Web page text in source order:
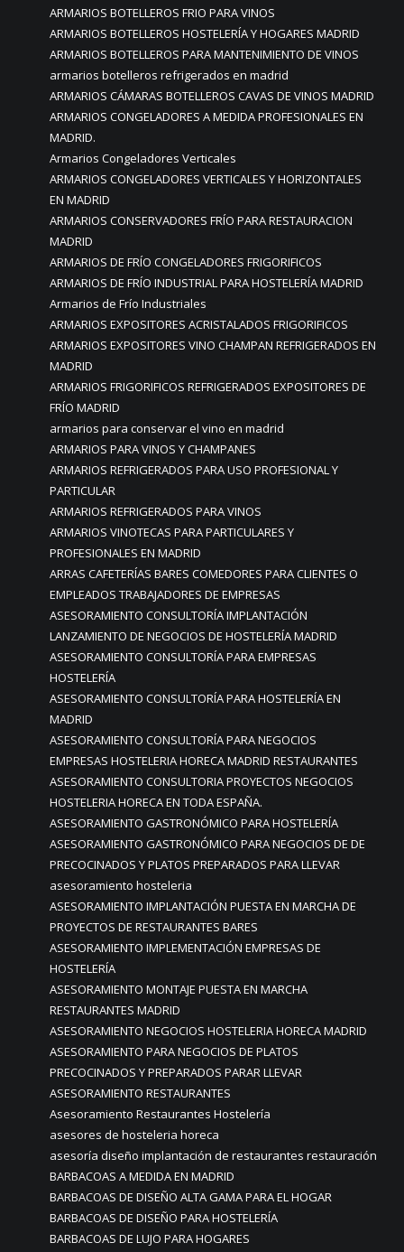
ARMARIOS BOTELLEROS FRIO PARA VINOS
ARMARIOS BOTELLEROS HOSTELERÍA Y HOGARES MADRID
ARMARIOS BOTELLEROS PARA MANTENIMIENTO DE VINOS
armarios botelleros refrigerados en madrid
ARMARIOS CÁMARAS BOTELLEROS CAVAS DE VINOS MADRID
ARMARIOS CONGELADORES A MEDIDA PROFESIONALES EN
MADRID.
Armarios Congeladores Verticales
ARMARIOS CONGELADORES VERTICALES Y HORIZONTALES
EN MADRID
ARMARIOS CONSERVADORES FRÍO PARA RESTAURACION
MADRID
ARMARIOS DE FRÍO CONGELADORES FRIGORIFICOS
ARMARIOS DE FRÍO INDUSTRIAL PARA HOSTELERÍA MADRID
Armarios de Frío Industriales
ARMARIOS EXPOSITORES ACRISTALADOS FRIGORIFICOS
ARMARIOS EXPOSITORES VINO CHAMPAN REFRIGERADOS EN
MADRID
ARMARIOS FRIGORIFICOS REFRIGERADOS EXPOSITORES DE
FRÍO MADRID
armarios para conservar el vino en madrid
ARMARIOS PARA VINOS Y CHAMPANES
ARMARIOS REFRIGERADOS PARA USO PROFESIONAL Y
PARTICULAR
ARMARIOS REFRIGERADOS PARA VINOS
ARMARIOS VINOTECAS PARA PARTICULARES Y
PROFESIONALES EN MADRID
ARRAS CAFETERÍAS BARES COMEDORES PARA CLIENTES O
EMPLEADOS TRABAJADORES DE EMPRESAS
ASESORAMIENTO CONSULTORÍA IMPLANTACIÓN
LANZAMIENTO DE NEGOCIOS DE HOSTELERÍA MADRID
ASESORAMIENTO CONSULTORÍA PARA EMPRESAS
HOSTELERÍA
ASESORAMIENTO CONSULTORÍA PARA HOSTELERÍA EN
MADRID
ASESORAMIENTO CONSULTORÍA PARA NEGOCIOS
EMPRESAS HOSTELERIA HORECA MADRID RESTAURANTES
ASESORAMIENTO CONSULTORIA PROYECTOS NEGOCIOS
HOSTELERIA HORECA EN TODA ESPAÑA.
ASESORAMIENTO GASTRONÓMICO PARA HOSTELERÍA
ASESORAMIENTO GASTRONÓMICO PARA NEGOCIOS DE DE
PRECOCINADOS Y PLATOS PREPARADOS PARA LLEVAR
asesoramiento hosteleria
ASESORAMIENTO IMPLANTACIÓN PUESTA EN MARCHA DE
PROYECTOS DE RESTAURANTES BARES
ASESORAMIENTO IMPLEMENTACIÓN EMPRESAS DE
HOSTELERÍA
ASESORAMIENTO MONTAJE PUESTA EN MARCHA
RESTAURANTES MADRID
ASESORAMIENTO NEGOCIOS HOSTELERIA HORECA MADRID
ASESORAMIENTO PARA NEGOCIOS DE PLATOS
PRECOCINADOS Y PREPARADOS PARAR LLEVAR
ASESORAMIENTO RESTAURANTES
Asesoramiento Restaurantes Hostelería
asesores de hosteleria horeca
asesoría diseño implantación de restaurantes restauración
BARBACOAS A MEDIDA EN MADRID
BARBACOAS DE DISEÑO ALTA GAMA PARA EL HOGAR
BARBACOAS DE DISEÑO PARA HOSTELERÍA
BARBACOAS DE LUJO PARA HOGARES